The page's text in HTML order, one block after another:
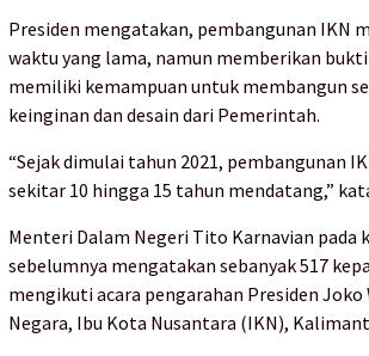
Presiden mengatakan, pembangunan IKN
waktu yang lama, namun memberikan
memiliki kemampuan untuk membangun
keinginan dan desain dari Pemerintah.
“Sejak dimulai tahun 2021, pembangunan
sekitar 10 hingga 15 tahun mendatang,”
Menteri Dalam Negeri Tito Karnavian pada
sebelumnya mengatakan sebanyak 517
mengikuti acara pengarahan Presiden Joko
Negara, Ibu Kota Nusantara (IKN),